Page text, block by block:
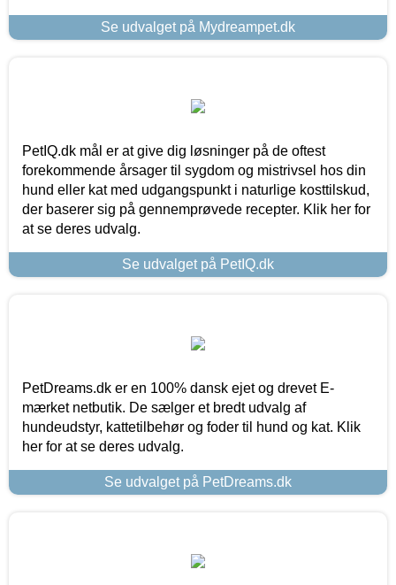
Se udvalget på Mydreampet.dk
PetIQ.dk mål er at give dig løsninger på de oftest
forekommende årsager til sygdom og mistrivsel hos din
hund eller kat med udgangspunkt i naturlige kosttilskud,
der baserer sig på gennemprøvede recepter. Klik her for
at se deres udvalg.
Se udvalget på PetIQ.dk
PetDreams.dk er en 100% dansk ejet og drevet E-
mærket netbutik. De sælger et bredt udvalg af
hundeudstyr, kattetilbehør og foder til hund og kat. Klik
her for at se deres udvalg.
Se udvalget på PetDreams.dk